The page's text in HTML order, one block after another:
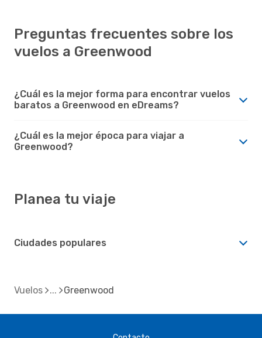
Preguntas frecuentes sobre los
vuelos a Greenwood
¿Cuál es la mejor forma para encontrar vuelos
baratos a Greenwood en eDreams?
¿Cuál es la mejor época para viajar a
Greenwood?
Planea tu viaje
Ciudades populares
Vuelos Greenwood